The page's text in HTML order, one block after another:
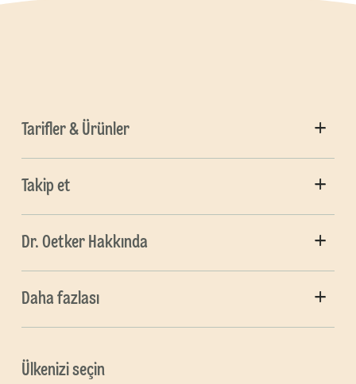
Tarifler & Ürünler
Takip et
Dr. Oetker Hakkında
Daha fazlası
Ülkenizi seçin